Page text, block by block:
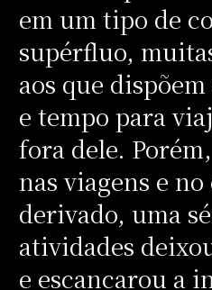
em um tipo de
supérfluo,
aos que
e tempo para
fora dele.
nas viagens e
derivado, uma
atividades
e escancarou a